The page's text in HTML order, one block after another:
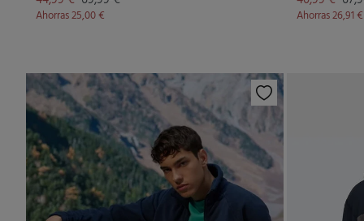
Ahorras25,00 € Ahorras26,91 €